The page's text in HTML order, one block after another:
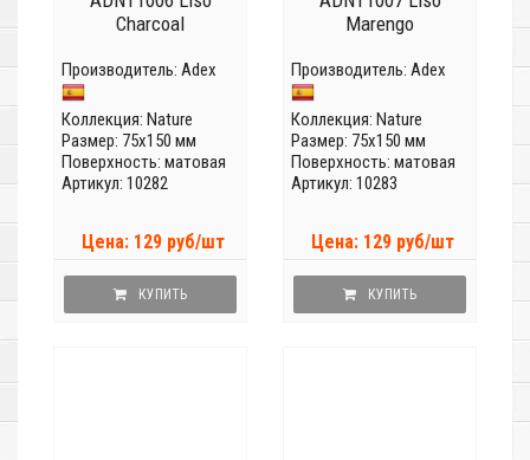
Charcoal
Производитель: Adex
Коллекция: Nature
Размер: 75x150 мм
Поверхность: матовая
Артикул: 10282
Цена: 129 руб/шт
КУПИТЬ
Marengo
Производитель: Adex
Коллекция: Nature
Размер: 75x150 мм
Поверхность: матовая
Артикул: 10283
Цена: 129 руб/шт
КУПИТЬ